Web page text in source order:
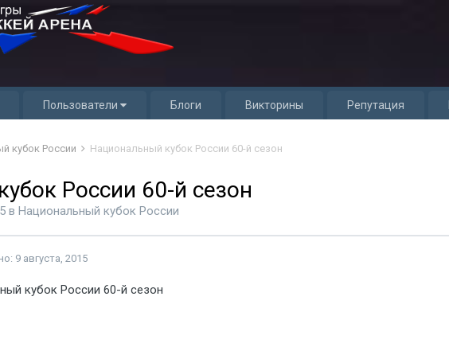
Пользователи Блоги Викторины Репутация
кубок России Национальный кубок России 60-й сезон
России 60-й сезон
в Национальный кубок России
9 августа, 2015
кубок России 60-й сезон